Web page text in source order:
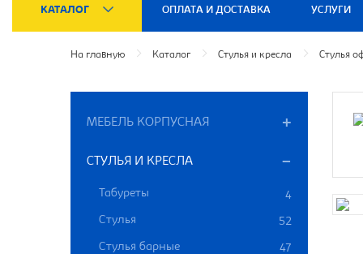
КАТАЛОГ ОПЛАТА И ДОСТАВКА УСЛУГИ
На главную Каталог Стулья и кресла Стулья
МЕБЕЛЬ КОРПУСНАЯ
СТУЛЬЯ И КРЕСЛА
Табуреты
4
Стулья
52
Стулья барные 47